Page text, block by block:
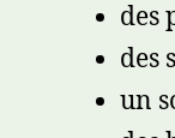
des
des
un